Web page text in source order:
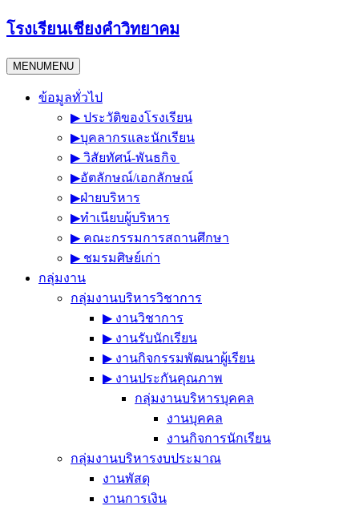
Skip
to
โรงเรียนเชียงคำวิทยาคม
MENUMENU
ข้อมูลทั่วไป
▶︎ ประวัติของโรงเรียน
▶︎บุคลากรและนักเรียน
▶︎ วิสัยทัศน์-พันธกิจ
▶︎อัตลักษณ์/เอกลักษณ์
▶︎ฝ่ายบริหาร
▶︎ทำเนียบผู้บริหาร
▶︎ คณะกรรมการสถานศึกษา
▶︎ ชมรมศิษย์เก่า
กลุ่มงาน
กลุ่มงานบริหารวิชาการ
▶︎ งานวิชาการ
▶︎ งานรับนักเรียน
▶︎ งานกิจกรรมพัฒนาผู้เรียน
▶︎ งานประกันคุณภาพ
กลุ่มงานบริหารบุคคล
งานบุคคล
งานกิจการนักเรียน
กลุ่มงานบริหารงบประมาณ
งานพัสดุ
งานการเงิน